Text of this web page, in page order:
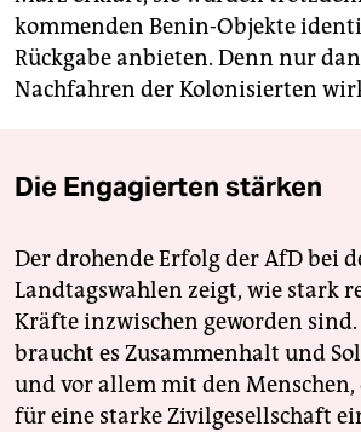
kommenden Benin-Objekte
Rückgabe anbieten. Denn nur
Nachfahren der Kolonisierten
Die Engagierten stärken
Der drohende Erfolg der AfD bei
Landtagswahlen zeigt, wie stark
Kräfte inzwischen geworden sind.
braucht es Zusammenhalt und
und vor allem mit den Menschen,
für eine starke Zivilgesellschaft